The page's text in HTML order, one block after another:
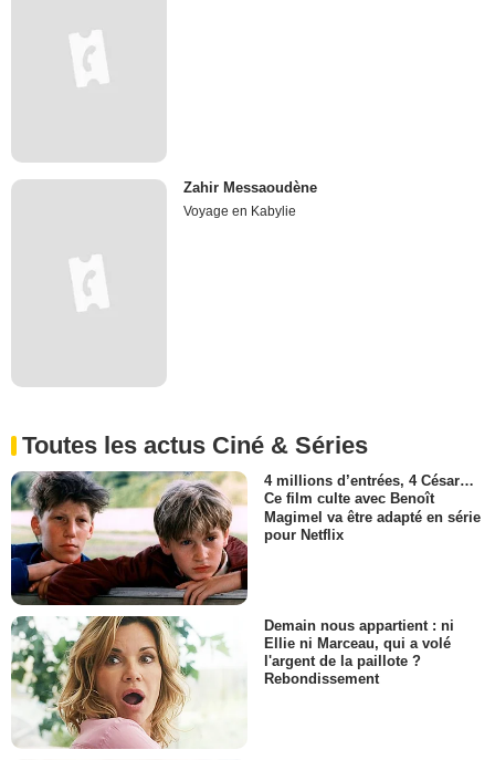
Zahir Messaoudène
Voyage en Kabylie
Toutes les actus Ciné & Séries
4 millions d’entrées, 4 César…
Ce film culte avec Benoît
Magimel va être adapté en série
pour Netflix
Demain nous appartient : ni
Ellie ni Marceau, qui a volé
l'argent de la paillote ?
Rebondissement